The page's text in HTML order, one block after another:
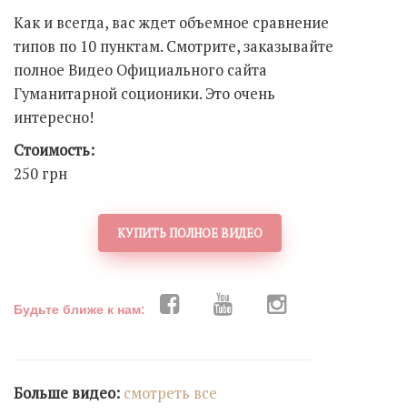
Как и всегда, вас ждет объемное сравнение
типов по 10 пунктам. Смотрите, заказывайте
полное Видео Официального сайта
Гуманитарной соционики. Это очень
интересно!
Стоимость:
250 грн
КУПИТЬ ПОЛНОЕ ВИДЕО
Будьте ближе к нам:
Больше видео: cмотреть все